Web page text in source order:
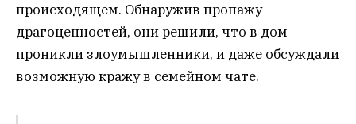
происходящем. Обнаружив пропажу
драгоценностей, они решили, что в дом
проникли злоумышленники, и даже обсуждали
возможную кражу в семейном чате.